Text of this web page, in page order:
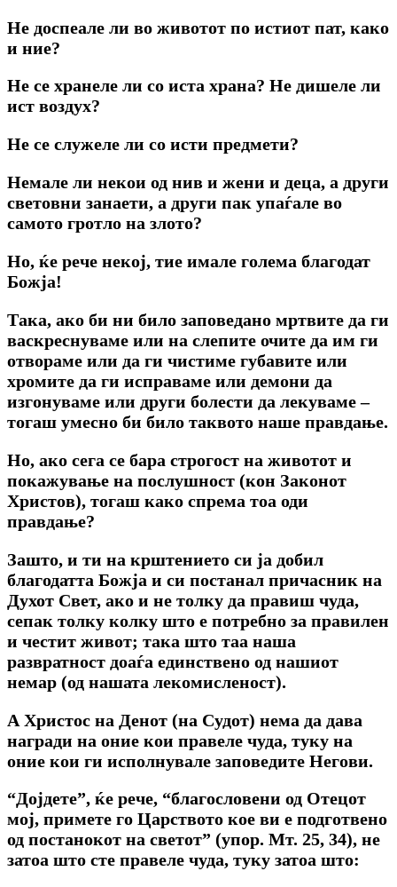
Не доспеале ли во животот по истиот пат, како
и ние?
Не се хранеле ли со иста храна? Не дишеле ли
ист воздух?
Не се служеле ли со исти предмети?
Немале ли некои од нив и жени и деца, а други
световни занаети, а други пак упаѓале во
самото гротло на злото?
Но, ќе рече некој, тие имале голема благодат
Божја!
Така, ако би ни било заповедано мртвите да ги
васкреснуваме или на слепите очите да им ги
отвораме или да ги чистиме губавите или
хромите да ги исправаме или демони да
изгонуваме или други болести да лекуваме –
тогаш умесно би било таквото наше правдање.
Но, ако сега се бара строгост на животот и
покажување на послушност (кон Законот
Христов), тогаш како спрема тоа оди
правдање?
Зашто, и ти на крштението си ја добил
благодатта Божја и си постанал причасник на
Духот Свет, ако и не толку да правиш чуда,
сепак толку колку што е потребно за правилен
и честит живот; така што таа наша
развратност доаѓа единствено од нашиот
немар (од нашата лекомисленост).
А Христос на Денот (на Судот) нема да дава
награди на оние кои правеле чуда, туку на
оние кои ги исполнувале заповедите Негови.
“Дојдете”, ќе рече, “благословени од Отецот
мој, примете го Царството кое ви е подготвено
од постанокот на светот” (упор. Мт. 25, 34), не
затоа што сте правеле чуда, туку затоа што: